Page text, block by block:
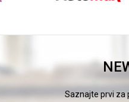
Saznajte prvi za